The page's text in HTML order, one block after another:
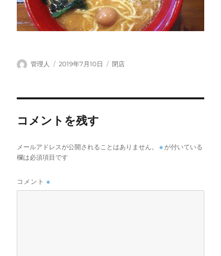
投
管理人
投
2019年7月10日
カ
閉店
コメントを残す
メールアドレスが公開されることはありません。 ※ が付いている
欄は必須項目です
コメント※